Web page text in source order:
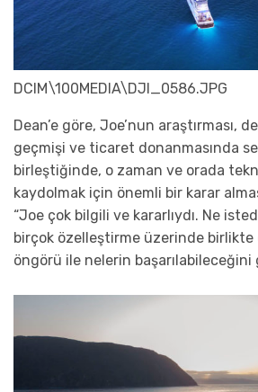
DCIM\100MEDIA\DJI_0586.JPG
Dean’e göre, Joe’nun araştırması,
geçmişi ve ticaret donanmasında
birleştiğinde, o zaman ve orada
kaydolmak için önemli bir karar
“Joe çok bilgili ve kararlıydı. Ne
birçok özelleştirme üzerinde birlikte
öngörü ile nelerin başarılabileceğini